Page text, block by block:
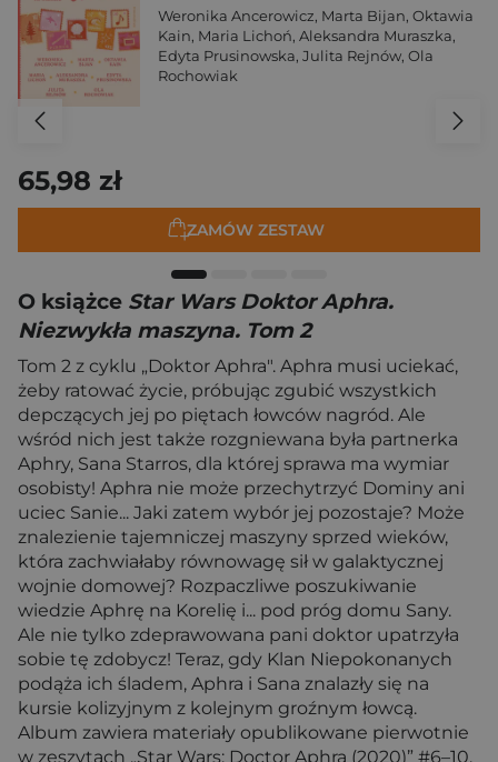
Weronika Ancerowicz, Marta Bijan, Oktawia
Kain, Maria Lichoń, Aleksandra Muraszka,
Edyta Prusinowska, Julita Rejnów, Ola
Rochowiak
65,98 zł
ZAMÓW ZESTAW
O książce Star Wars Doktor Aphra.
Niezwykła maszyna. Tom 2
Tom 2 z cyklu „Doktor Aphra". Aphra musi uciekać,
żeby ratować życie, próbując zgubić wszystkich
depczących jej po piętach łowców nagród. Ale
wśród nich jest także rozgniewana była partnerka
Aphry, Sana Starros, dla której sprawa ma wymiar
osobisty! Aphra nie może przechytrzyć Dominy ani
uciec Sanie... Jaki zatem wybór jej pozostaje? Może
znalezienie tajemniczej maszyny sprzed wieków,
która zachwiałaby równowagę sił w galaktycznej
wojnie domowej? Rozpaczliwe poszukiwanie
wiedzie Aphrę na Korelię i... pod próg domu Sany.
Ale nie tylko zdeprawowana pani doktor upatrzyła
sobie tę zdobycz! Teraz, gdy Klan Niepokonanych
podąża ich śladem, Aphra i Sana znalazły się na
kursie kolizyjnym z kolejnym groźnym łowcą.
Album zawiera materiały opublikowane pierwotnie
w zeszytach „Star Wars: Doctor Aphra (2020)” #6–10,